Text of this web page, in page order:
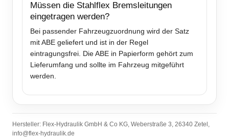
Müssen die Stahlflex Bremsleitungen
eingetragen werden?
Bei passender Fahrzeugzuordnung wird der Satz
mit ABE geliefert und ist in der Regel
eintragungsfrei. Die ABE in Papierform gehört zum
Lieferumfang und sollte im Fahrzeug mitgeführt
werden.
Hersteller: Flex-Hydraulik GmbH & Co KG, Weberstraße 3, 26340 Zetel,
info@flex-hydraulik.de